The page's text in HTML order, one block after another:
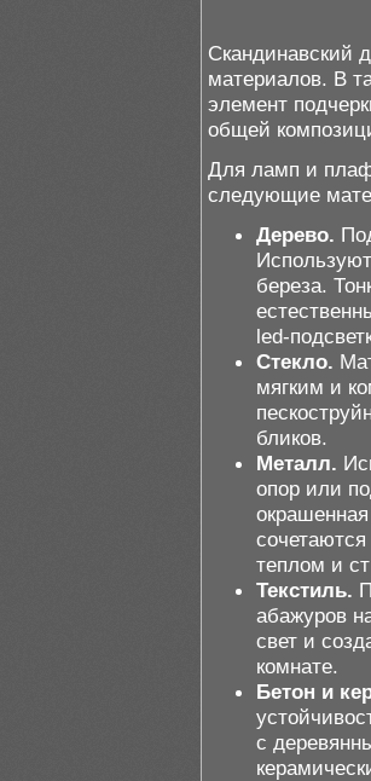
Скандинавский
материалов. В
элемент
общей
Для ламп и
следующие
Дерево.
береза.
led-
Стекло.
мягким и
бликов.
Металл.
опор или
теплом и
Текстиль.
абажуров
свет и
комнате.
Бетон и
с